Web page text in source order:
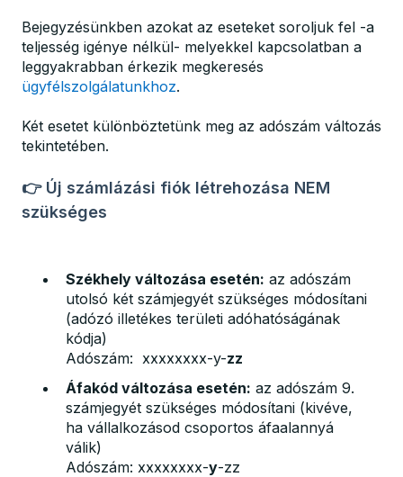
Bejegyzésünkben azokat az eseteket soroljuk fel -a
teljesség igénye nélkül- melyekkel kapcsolatban a
leggyakrabban érkezik megkeresés
ügyfélszolgálatunkhoz.
Két esetet különböztetünk meg az adószám változás
tekintetében.
👉 Új számlázási fiók létrehozása NEM
szükséges
Székhely változása esetén: az adószám
utolsó két számjegyét szükséges módosítani
(adózó illetékes területi adóhatóságának
kódja)
Adószám: xxxxxxxx-y-zz
Áfakód változása esetén: az adószám 9.
számjegyét szükséges módosítani (kivéve,
ha vállalkozásod csoportos áfaalannyá
válik)
Adószám: xxxxxxxx-y-zz